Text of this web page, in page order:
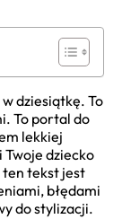
dziesiątkę. To
To portal do
lekkiej
dziecko
ten tekst jest
błędami
do stylizacji.